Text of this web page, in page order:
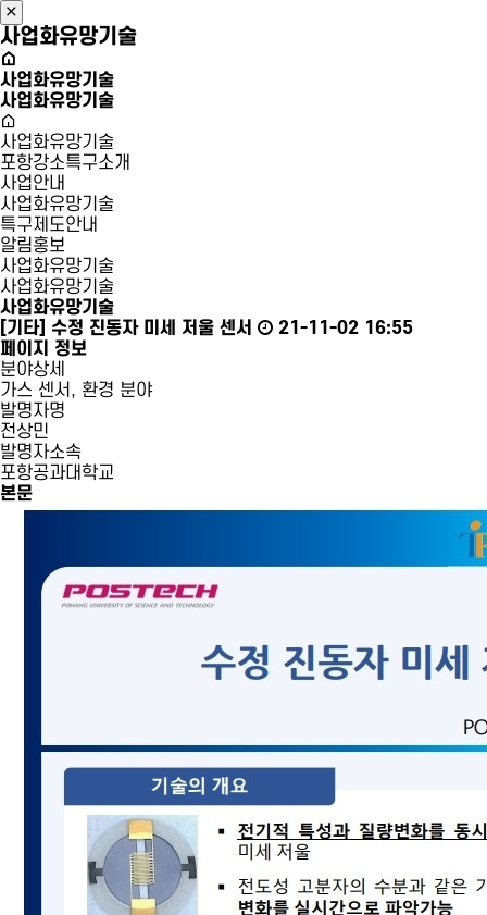
사업화유망기술
사업화유망기술
사업화유망기술
사업화유망기술
포항강소특구소개
사업안내
사업화유망기술
특구제도안내
알림홍보
사업화유망기술
사업화유망기술
사업화유망기술
[기타]
수정 진동자 미세 저울 센서
21-11-02 16:55
페이지 정보
분야상세
가스 센서, 환경 분야
발명자명
전상민
발명자소속
포항공과대학교
본문